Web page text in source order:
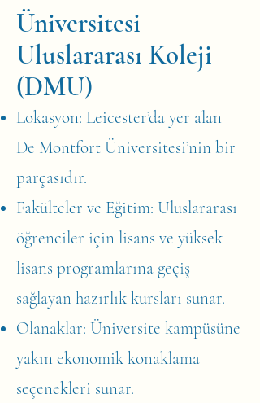
Üniversitesi
Uluslararası Koleji
(DMU)
Lokasyon: Leicester’da yer alan
De Montfort Üniversitesi’nin bir
parçasıdır.
Fakülteler ve Eğitim: Uluslararası
öğrenciler için lisans ve yüksek
lisans programlarına geçiş
sağlayan hazırlık kursları sunar.
Olanaklar: Üniversite kampüsüne
yakın ekonomik konaklama
seçenekleri sunar.